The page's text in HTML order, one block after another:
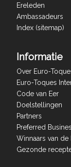
Ereleden
Ambassadeurs
Index (sitemap)
Informatie
Over Euro-
Euro-Toques
Code van Eer
Doelstellingen
Partners
Preferred
Winnaars van de
Gezonde